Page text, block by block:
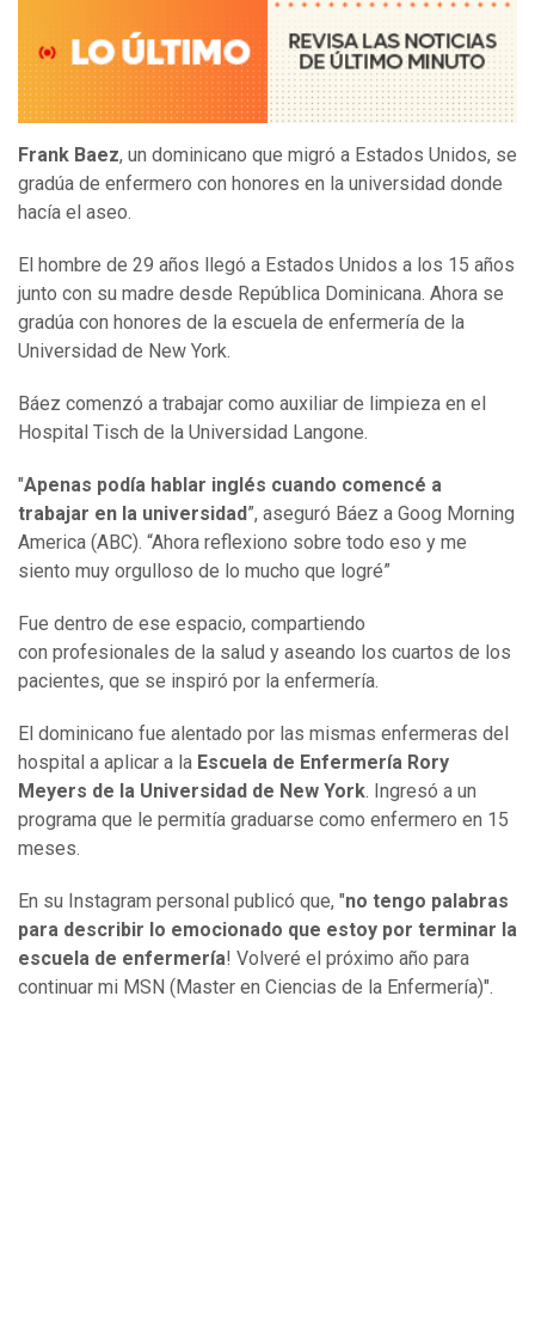
Frank Baez, un dominicano que migró a Estados Unidos, se
gradúa de enfermero con honores en la universidad donde
hacía el aseo.
El hombre de 29 años llegó a Estados Unidos a los 15 años
junto con su madre desde República Dominicana. Ahora se
gradúa con honores de la escuela de enfermería de la
Universidad de New York.
Báez comenzó a trabajar como auxiliar de limpieza en el
Hospital Tisch de la Universidad Langone.
"Apenas podía hablar inglés cuando comencé a
trabajar en la universidad”, aseguró Báez a Goog Morning
America (ABC). “Ahora reflexiono sobre todo eso y me
siento muy orgulloso de lo mucho que logré”
Fue dentro de ese espacio, compartiendo
con profesionales de la salud y aseando los cuartos de los
pacientes, que se inspiró por la enfermería.
El dominicano fue alentado por las mismas enfermeras del
hospital a aplicar a la Escuela de Enfermería Rory
Meyers de la Universidad de New York. Ingresó a un
programa que le permitía graduarse como enfermero en 15
meses.
En su Instagram personal publicó que, "no tengo palabras
para describir lo emocionado que estoy por terminar la
escuela de enfermería! Volveré el próximo año para
continuar mi MSN (Master en Ciencias de la Enfermería)".